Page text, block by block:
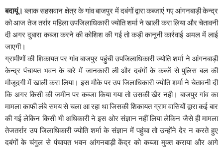
बदायूं। ब्लाक सहसवान क्षेत्र के गांव बाजपुर में दबंगों द्वारा कब्जाएं गए आंगनबाड़ी केन्द्र
को आज तेज तर्रार महिला उपजिलाधिकारी ज्योति शर्मा ने खाली करा लिया और चेतावनी
दी अगर दुबारा कब्जा करने की कोशिश की गई तो कड़ी कानूनी कार्रवाई अमल में लाई
जाएगी।
ग्रामीणों की शिकायत पर गांव बाजपुर पहुंची उपजिलाधिकारी ज्योति शर्मा ने आंगनबाड़ी
केन्द्र पंचायत भवन के बारे में जानकारी ली और दबंगों के कब्जें से पुलिस बल की
मौजूदगी में खाली करा लिया। इस मौके पर उप जिलाधिकारी ज्योति शर्मा ने चेतावनी दी
कि अगर किसी की जमीन पर कब्जा किया गया तो उसकी खैर नही। बाजपुर गांव का
मामला काफी लंबे समय से चला आ रहा था जिसकी शिकायत ग्राम वासियों द्वारा कई बार
की गई लेकिन किसी भी अधिकारी ने इस ओर संज्ञान नहीं लिया लेकिन जैसे ही मामला
तेजतर्रार उप जिलाधिकारी ज्योति शर्मा के संज्ञान में पहुंचा तो उन्होंने देर न करते हुए
दबंगों के चंगुल से पंचायत भवन आंगनबाड़ी केंद्र को कब्जा मुक्त कराया और आगे